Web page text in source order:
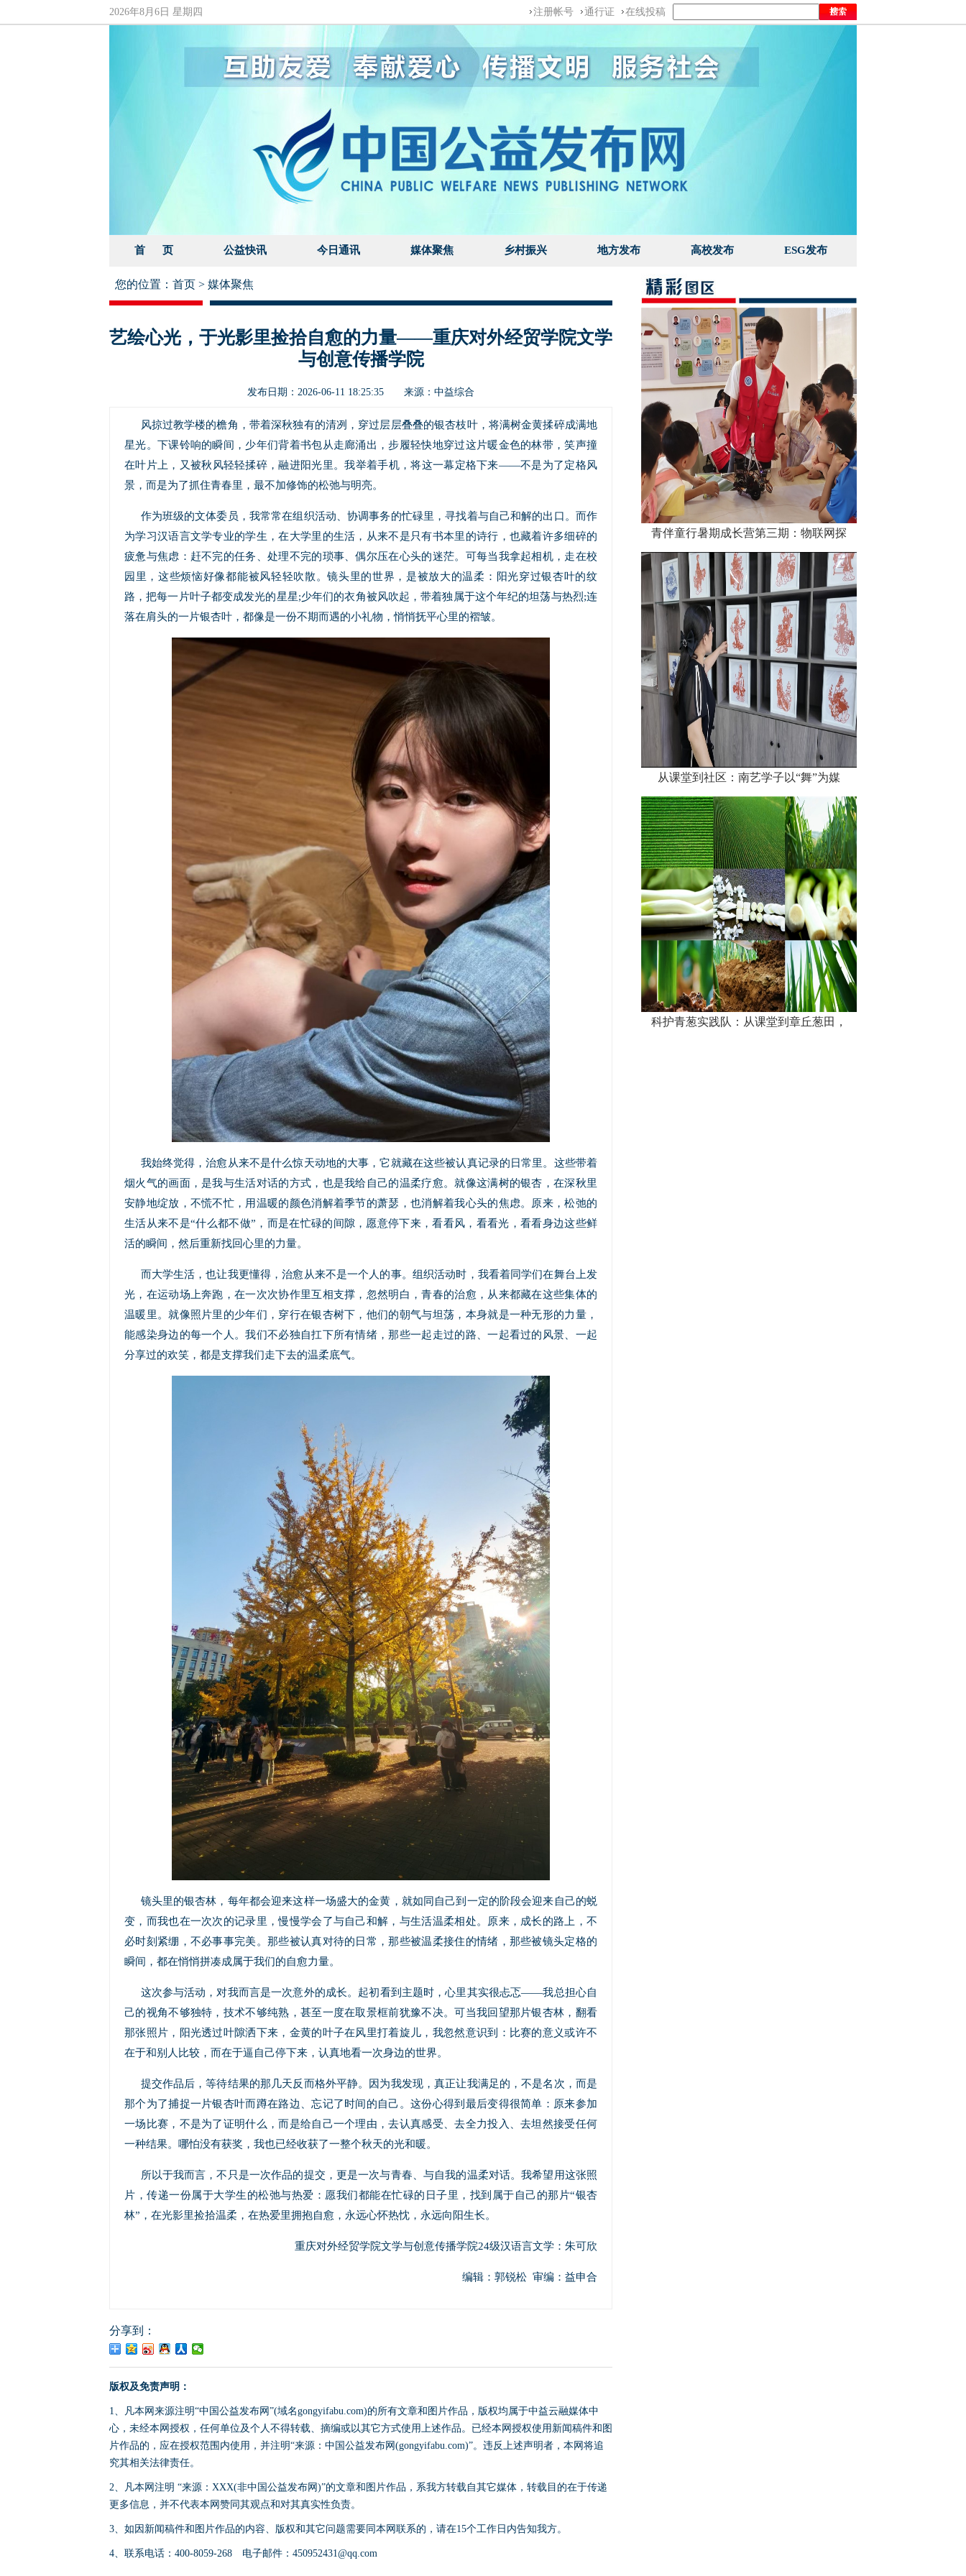
2026年8月6日 星期四 注册帐号 通行证 在线投稿
首 页 公益快讯 今日通讯 媒体聚焦 乡村振兴 地方发布 高校发布 ESG发布
您的位置： 首页 > 媒体聚焦
艺绘心光，于光影里捡拾自愈的力量——重庆对外经贸学院文学
与创意传播学院
发布日期：2026-06-11 18:25:35 来源： 中益综合
风掠过教学楼的檐角，带着深秋独有的清冽，穿过层层叠叠的银杏枝叶，将满树金黄揉碎成满地
星光。下课铃响的瞬间，少年们背着书包从走廊涌出，步履轻快地穿过这片暖金色的林带，笑声撞
在叶片上，又被秋风轻轻揉碎，融进阳光里。我举着手机，将这一幕定格下来——不是为了定格风
景，而是为了抓住青春里，最不加修饰的松弛与明亮。
作为班级的文体委员，我常常在组织活动、协调事务的忙碌里，寻找着与自己和解的出口。而作
为学习汉语言文学专业的学生，在大学里的生活，从来不是只有书本里的诗行，也藏着许多细碎的
疲惫与焦虑：赶不完的任务、处理不完的琐事、偶尔压在心头的迷茫。可每当我拿起相机，走在校
园里，这些烦恼好像都能被风轻轻吹散。镜头里的世界，是被放大的温柔：阳光穿过银杏叶的纹
路，把每一片叶子都变成发光的星星;少年们的衣角被风吹起，带着独属于这个年纪的坦荡与热烈;连
落在肩头的一片银杏叶，都像是一份不期而遇的小礼物，悄悄抚平心里的褶皱。
我始终觉得，治愈从来不是什么惊天动地的大事，它就藏在这些被认真记录的日常里。这些带着
烟火气的画面，是我与生活对话的方式，也是我给自己的温柔疗愈。就像这满树的银杏，在深秋里
安静地绽放，不慌不忙，用温暖的颜色消解着季节的萧瑟，也消解着我心头的焦虑。原来，松弛的
生活从来不是“什么都不做”，而是在忙碌的间隙，愿意停下来，看看风，看看光，看看身边这些鲜
活的瞬间，然后重新找回心里的力量。
而大学生活，也让我更懂得，治愈从来不是一个人的事。组织活动时，我看着同学们在舞台上发
光，在运动场上奔跑，在一次次协作里互相支撑，忽然明白，青春的治愈，从来都藏在这些集体的
温暖里。就像照片里的少年们，穿行在银杏树下，他们的朝气与坦荡，本身就是一种无形的力量，
能感染身边的每一个人。我们不必独自扛下所有情绪，那些一起走过的路、一起看过的风景、一起
分享过的欢笑，都是支撑我们走下去的温柔底气。
镜头里的银杏林，每年都会迎来这样一场盛大的金黄，就如同自己到一定的阶段会迎来自己的蜕
变，而我也在一次次的记录里，慢慢学会了与自己和解，与生活温柔相处。原来，成长的路上，不
必时刻紧绷，不必事事完美。那些被认真对待的日常，那些被温柔接住的情绪，那些被镜头定格的
瞬间，都在悄悄拼凑成属于我们的自愈力量。
这次参与活动，对我而言是一次意外的成长。起初看到主题时，心里其实很忐忑——我总担心自
己的视角不够独特，技术不够纯熟，甚至一度在取景框前犹豫不决。可当我回望那片银杏林，翻看
那张照片，阳光透过叶隙洒下来，金黄的叶子在风里打着旋儿，我忽然意识到：比赛的意义或许不
在于和别人比较，而在于逼自己停下来，认真地看一次身边的世界。
提交作品后，等待结果的那几天反而格外平静。因为我发现，真正让我满足的，不是名次，而是
那个为了捕捉一片银杏叶而蹲在路边、忘记了时间的自己。这份心得到最后变得很简单：原来参加
一场比赛，不是为了证明什么，而是给自己一个理由，去认真感受、去全力投入、去坦然接受任何
一种结果。哪怕没有获奖，我也已经收获了一整个秋天的光和暖。
所以于我而言，不只是一次作品的提交，更是一次与青春、与自我的温柔对话。我希望用这张照
片，传递一份属于大学生的松弛与热爱：愿我们都能在忙碌的日子里，找到属于自己的那片“银杏
林”，在光影里捡拾温柔，在热爱里拥抱自愈，永远心怀热忱，永远向阳生长。
重庆对外经贸学院文学与创意传播学院24级汉语言文学：朱可欣
编辑：郭锐松 审编：益申合
分享到：
版权及免责声明：
1、凡本网来源注明“中国公益发布网”(域名gongyifabu.com)的所有文章和图片作品，版权均属于中益云融媒体中
心，未经本网授权，任何单位及个人不得转载、摘编或以其它方式使用上述作品。已经本网授权使用新闻稿件和图
片作品的，应在授权范围内使用，并注明“来源：中国公益发布网(gongyifabu.com)”。违反上述声明者，本网将追
究其相关法律责任。
2、凡本网注明 “来源：XXX(非中国公益发布网)”的文章和图片作品，系我方转载自其它媒体，转载目的在于传递
更多信息，并不代表本网赞同其观点和对其真实性负责。
3、如因新闻稿件和图片作品的内容、版权和其它问题需要同本网联系的，请在15个工作日内告知我方。
4、联系电话：400-8059-268 电子邮件：450952431@qq.com
青伴童行暑期成长营第三期：物联网探
从课堂到社区：南艺学子以“舞”为媒
科护青葱实践队：从课堂到章丘葱田，